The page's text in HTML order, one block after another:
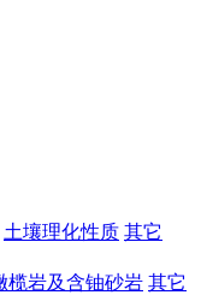
土壤理化性质 其它
榄岩及含铀砂岩 其它